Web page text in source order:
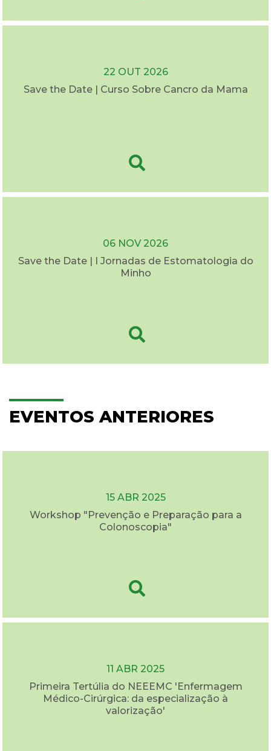
22 OUT 2026
Save the Date | Curso Sobre Cancro da Mama
06 NOV 2026
Save the Date | I Jornadas de Estomatologia do
Minho
EVENTOS ANTERIORES
15 ABR 2025
Workshop "Prevenção e Preparação para a
Colonoscopia"
11 ABR 2025
Primeira Tertúlia do NEEEMC 'Enfermagem
Médico-Cirúrgica: da especialização à
valorização'